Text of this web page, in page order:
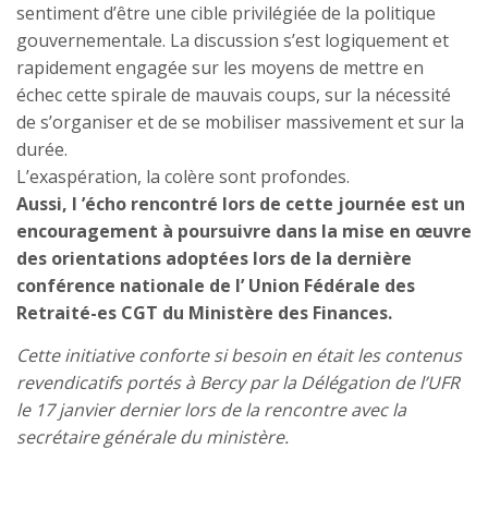
sentiment d’être une cible privilégiée de la politique
gouvernementale. La discussion s’est logiquement et
rapidement engagée sur les moyens de mettre en
échec cette spirale de mauvais coups, sur la nécessité
de s’organiser et de se mobiliser massivement et sur la
durée.
L’exaspération, la colère sont profondes.
Aussi, l ’écho rencontré lors de cette journée est un
encouragement à poursuivre dans la mise en œuvre
des orientations adoptées lors de la dernière
conférence nationale de l’ Union Fédérale des
Retraité-es CGT du Ministère des Finances.
Cette initiative conforte si besoin en était les contenus
revendicatifs portés à Bercy par la Délégation de l’UFR
le 17 janvier dernier lors de la rencontre avec la
secrétaire générale du ministère.